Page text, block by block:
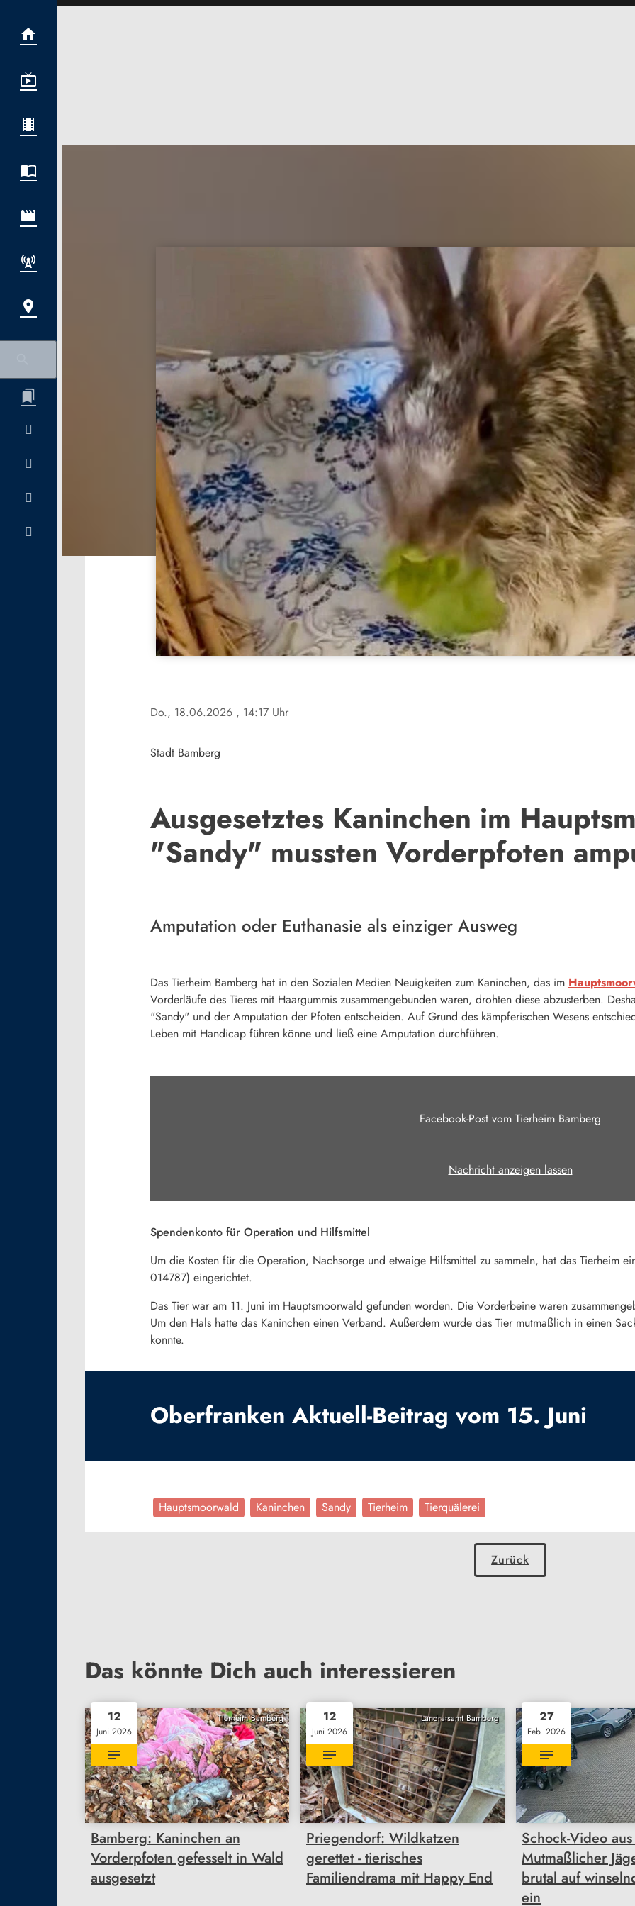
Do., 18.06.2026 , 14:17 Uhr
Stadt Bamberg
Ausgesetztes Kaninchen im
"Sandy" mussten Vorderpfoten
Amputation oder Euthanasie als einziger Ausweg
Das Tierheim Bamberg hat in den Sozialen Medien Neuigkeiten zum Kaninchen, das im
Vorderläufe des Tieres mit Haargummis zusammengebunden waren, drohten diese abzusterben.
"Sandy" und der Amputation der Pfoten entscheiden. Auf Grund des kämpferischen Wesens
Leben mit Handicap führen könne und ließ eine Amputation durchführen.
Facebook-Post vom Tierheim Bamberg
Nachricht anzeigen lassen
Spendenkonto für Operation und Hilfsmittel
Um die Kosten für die Operation, Nachsorge und etwaige Hilfsmittel zu sammeln, hat das Tierheim
014787) eingerichtet.
Das Tier war am 11. Juni im Hauptsmoorwald gefunden worden. Die Vorderbeine waren
Um den Hals hatte das Kaninchen einen Verband. Außerdem wurde das Tier mutmaßlich in einen
konnte.
Oberfranken Aktuell-Beitrag vom 15. Juni
Hauptsmoorwald Kaninchen Sandy Tierheim Tierquälerei
Zurück
Das könnte Dich auch interessieren
TIerheim Bamberg
12
Juni 2026
Bamberg: Kaninchen an
Vorderpfoten gefesselt in Wald
ausgesetzt
Landratsamt Bamberg
12
Juni 2026
Priegendorf: Wildkatzen
gerettet - tierisches
Familiendrama mit Happy End
27
Feb. 2026
Schock-Video
Mutmaßlicher
brutal auf
ein